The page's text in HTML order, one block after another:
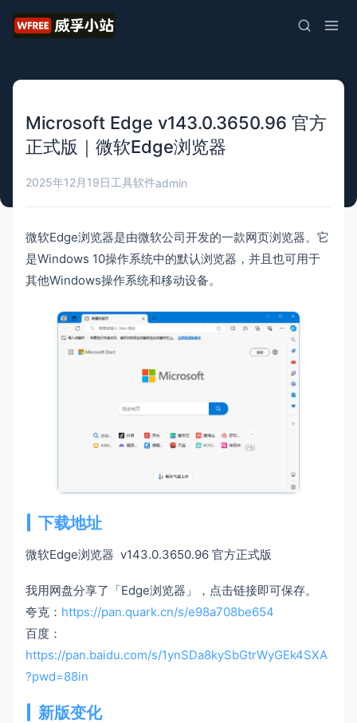
Microsoft Edge v143.0.3650.96 官方
正式版｜微软Edge浏览器
2025年12月19日工具软件admin
微软Edge浏览器是由微软公司开发的一款网页浏览器。它
是Windows 10操作系统中的默认浏览器，并且也可用于
其他Windows操作系统和移动设备。
下载地址
微软Edge浏览器 v143.0.3650.96 官方正式版
我用网盘分享了「Edge浏览器」，点击链接即可保存。
夸克： https://pan.quark.cn/s/e98a708be654
百度：
https://pan.baidu.com/s/1ynSDa8kySbGtrWyGEk4SXA
?pwd=88in
新版变化